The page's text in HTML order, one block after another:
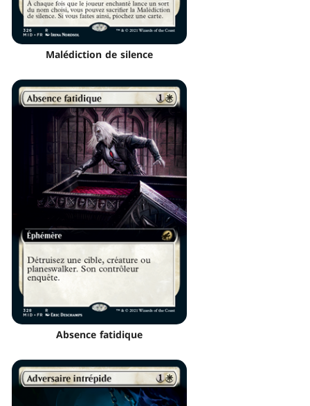
Malédiction de silence
Absence fatidique